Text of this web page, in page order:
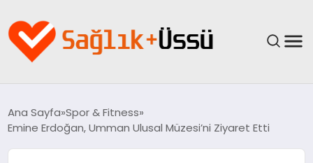
Ana Sayfa Spor & Fitness
Emine Erdoğan, Umman Ulusal Müzesi’ni Ziyaret Etti